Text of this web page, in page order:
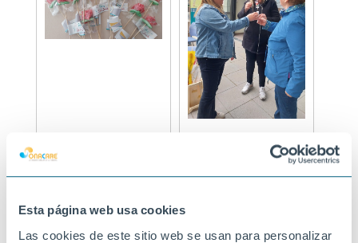
Esta página web usa cookies
Las cookies de este sitio web se usan para personalizar